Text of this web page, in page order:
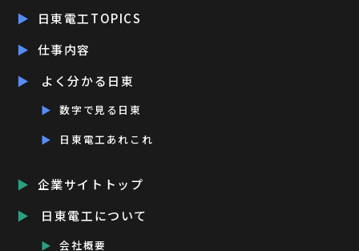
日東電工TOPICS
仕事内容
よく分かる日東
数字で見る日東
日東電工あれこれ
企業サイトトップ
日東電工について
会社概要